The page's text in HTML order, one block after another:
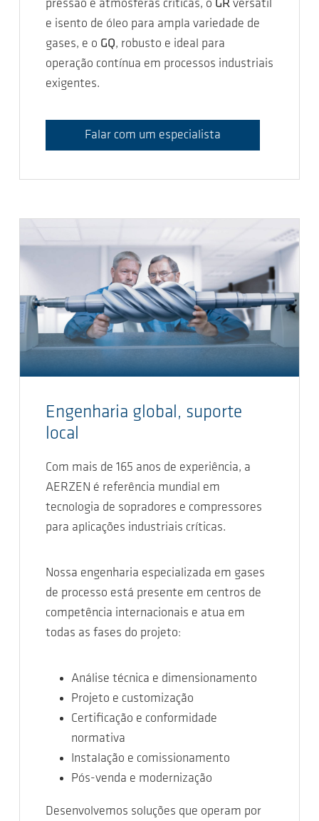
pressão e atmosferas críticas, o GR versátil
e isento de óleo para ampla variedade de
gases, e o GQ, robusto e ideal para
operação contínua em processos industriais
exigentes.
Falar com um especialista
Engenharia global, suporte
local
Com mais de 165 anos de experiência, a
AERZEN é referência mundial em
tecnologia de sopradores e compressores
para aplicações industriais críticas.
Nossa engenharia especializada em gases
de processo está presente em centros de
competência internacionais e atua em
todas as fases do projeto:
Análise técnica e dimensionamento
Projeto e customização
Certificação e conformidade
normativa
Instalação e comissionamento
Pós-venda e modernização
Desenvolvemos soluções que operam por